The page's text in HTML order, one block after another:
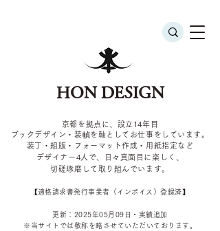
HON DESIGN
京都を拠点に、設立14年目
ブックデザイン・装幀を軸としてお仕事をしています。
装丁・組版・フォーマット作成・用紙指定など
デザイナー4 人で、日々真面目に楽しく、
切磋琢磨して取り組んでいます。
​【適格請求書発行事業者（インボイス）登録済】
更新：2025年05 月09 日・実績追加
​※当サイトでは敬称を 略させていただいております。